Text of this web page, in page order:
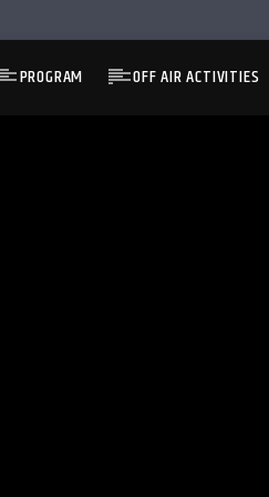
PROGRAM OFF AIR ACTIVITIES